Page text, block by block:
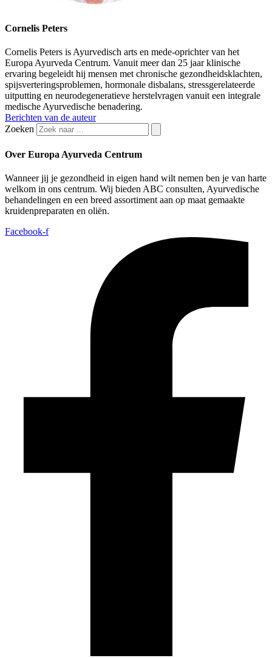
Cornelis Peters
Cornelis Peters is Ayurvedisch arts en mede-oprichter van het
Europa Ayurveda Centrum. Vanuit meer dan 25 jaar klinische
ervaring begeleidt hij mensen met chronische gezondheidsklachten,
spijsverteringsproblemen, hormonale disbalans, stressgerelateerde
uitputting en neurodegeneratieve herstelvragen vanuit een integrale
medische Ayurvedische benadering.
Berichten van de auteur
Zoeken
Over Europa Ayurveda Centrum
Wanneer jij je gezondheid in eigen hand wilt nemen ben je van harte
welkom in ons centrum. Wij bieden ABC consulten, Ayurvedische
behandelingen en een breed assortiment aan op maat gemaakte
kruidenpreparaten en oliën.
Facebook-f